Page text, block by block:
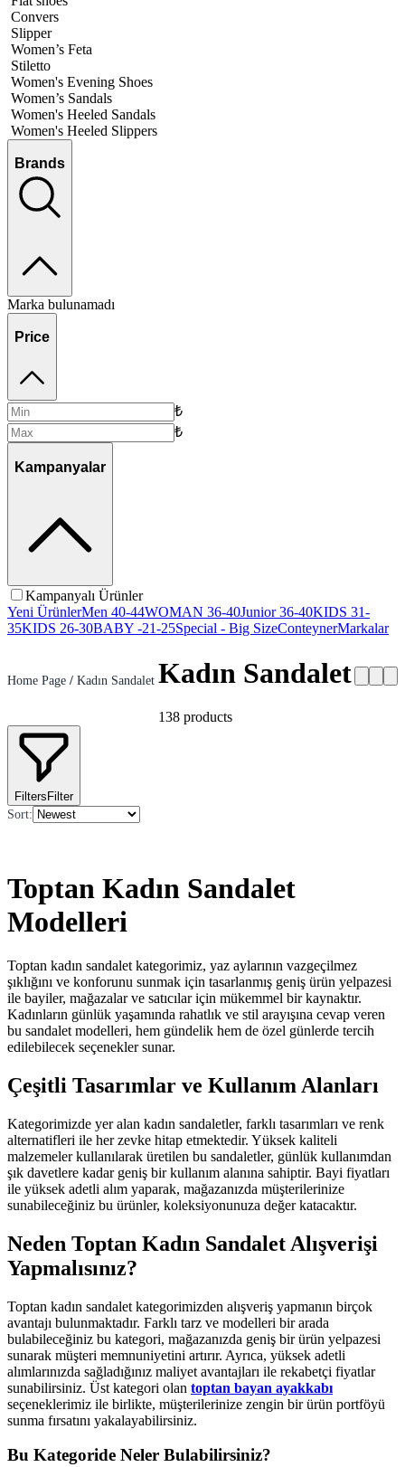
Convers
Slipper
Women’s Feta
Stiletto
Women's Evening Shoes
Women’s Sandals
Women's Heeled Sandals
Women's Heeled Slippers
Brands
Marka bulunamadı
Price
₺
₺
Kampanyalar
Kampanyalı Ürünler
Yeni ÜrünlerMen 40-44WOMAN 36-40Junior 36-40KIDS 31-
35KIDS 26-30BABY -21-25Special - Big SizeConteynerMarkalar
Home Page / Kadın Sandalet Kadın Sandalet
138 products
Filters Filter
Sort:
Toptan Kadın Sandalet
Modelleri
Toptan kadın sandalet kategorimiz, yaz aylarının vazgeçilmez
şıklığını ve konforunu sunmak için tasarlanmış geniş ürün yelpazesi
ile bayiler, mağazalar ve satıcılar için mükemmel bir kaynaktır.
Kadınların günlük yaşamında rahatlık ve stil arayışına cevap veren
bu sandalet modelleri, hem gündelik hem de özel günlerde tercih
edilebilecek seçenekler sunar.
Çeşitli Tasarımlar ve Kullanım Alanları
Kategorimizde yer alan kadın sandaletler, farklı tasarımları ve renk
alternatifleri ile her zevke hitap etmektedir. Yüksek kaliteli
malzemeler kullanılarak üretilen bu sandaletler, günlük kullanımdan
şık davetlere kadar geniş bir kullanım alanına sahiptir. Bayi fiyatları
ile yüksek adetli alım yaparak, mağazanızda müşterilerinize
sunabileceğiniz bu ürünler, koleksiyonunuza değer katacaktır.
Neden Toptan Kadın Sandalet Alışverişi
Yapmalısınız?
Toptan kadın sandalet kategorimizden alışveriş yapmanın birçok
avantajı bulunmaktadır. Farklı tarz ve modelleri bir arada
bulabileceğiniz bu kategori, mağazanızda geniş bir ürün yelpazesi
sunarak müşteri memnuniyetini artırır. Ayrıca, yüksek adetli
alımlarınızda sağladığınız maliyet avantajları ile rekabetçi fiyatlar
sunabilirsiniz. Üst kategori olan toptan bayan ayakkabı
seçeneklerimiz ile birlikte, müşterilerinize zengin bir ürün portföyü
sunma fırsatını yakalayabilirsiniz.
Bu Kategoride Neler Bulabilirsiniz?